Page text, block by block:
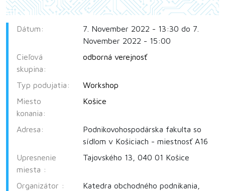
Dátum:
7. November 2022 - 13:30 do 7.
November 2022 - 15:00
Cieľová
skupina:
odborná verejnosť
Typ podujatia:
Workshop
Miesto
konania:
Košice
Adresa:
Podnikovohospodárska fakulta so
sídlom v Košiciach - miestnosť A16
Upresnenie
miesta :
Tajovského 13, 040 01 Košice
Organizátor :
Katedra obchodného podnikania,